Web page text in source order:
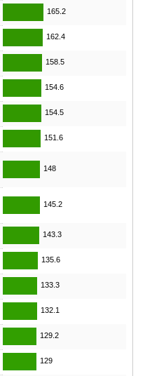
165.2
162.4
158.5
154.6
154.5
151.6
148
145.2
143.3
135.6
133.3
132.1
129.2
129